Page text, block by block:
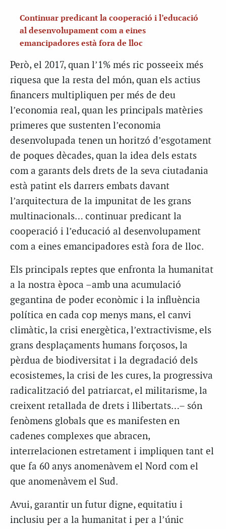
Continuar predicant la cooperació i l’educació
al desenvolupament com a eines
emancipadores està fora de lloc
Però, el 2017, quan l’1% més ric posseeix més
riquesa que la resta del món, quan els actius
financers multipliquen per més de deu
l’economia real, quan les principals matèries
primeres que sustenten l’economia
desenvolupada tenen un horitzó d’esgotament
de poques dècades, quan la idea dels estats
com a garants dels drets de la seva ciutadania
està patint els darrers embats davant
l’arquitectura de la impunitat de les grans
multinacionals… continuar predicant la
cooperació i l’educació al desenvolupament
com a eines emancipadores està fora de lloc.
Els principals reptes que enfronta la humanitat
a la nostra època –amb una acumulació
gegantina de poder econòmic i la influència
política en cada cop menys mans, el canvi
climàtic, la crisi energètica, l’extractivisme, els
grans desplaçaments humans forçosos, la
pèrdua de biodiversitat i la degradació dels
ecosistemes, la crisi de les cures, la progressiva
radicalització del patriarcat, el militarisme, la
creixent retallada de drets i llibertats…– són
fenòmens globals que es manifesten en
cadenes complexes que abracen,
interrelacionen estretament i impliquen tant el
que fa 60 anys anomenàvem el Nord com el
que anomenàvem el Sud.
Avui, garantir un futur digne, equitatiu i
inclusiu per a la humanitat i per a l’únic